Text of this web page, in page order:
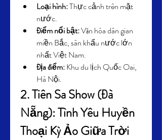
Loại hình: Thực cảnh trên mặt
nước.
Điểm nổi bật: Văn hóa dân gian
miền Bắc, sân khấu nước lớn
nhất Việt Nam.
Địa điểm: Khu du lịch Quốc Oai,
Hà Nội.
2. Tiên Sa Show (Đà
Nẵng): Tình Yêu Huyền
Thoại Kỳ Ảo Giữa Trời